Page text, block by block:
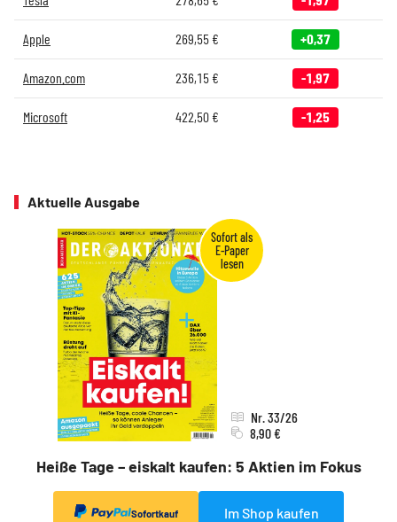
Apple 269,55€ +0,37
Amazon.com 236,15€ -1,97
Microsoft 422,50€ -1,25
Aktuelle Ausgabe
Heiße Tage – eiskalt kaufen: 5 Aktien im Fokus
Nr. 33/26
8,90 €
Sofortkauf Im Shop kaufen